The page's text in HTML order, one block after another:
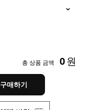
총 상품 금액 0원
구매하기